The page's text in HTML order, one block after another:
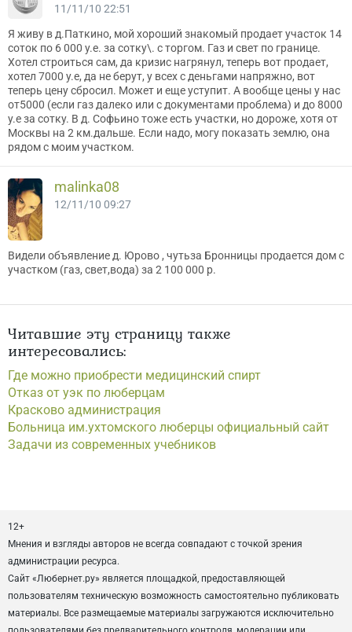
11/11/10 22:51
Я живу в д.Паткино, мой хороший знакомый продает участок 14
соток по 6 000 у.е. за сотку\. с торгом. Газ и свет по границе.
Хотел строиться сам, да кризис нагрянул, теперь вот продает,
хотел 7000 у.е, да не берут, у всех с деньгами напряжно, вот
теперь цену сбросил. Может и еще уступит. А вообще цены у нас
от5000 (если газ далеко или с документами проблема) и до 8000
у.е за сотку. В д. Софьино тоже есть участки, но дороже, хотя от
Москвы на 2 км.дальше. Если надо, могу показать землю, она
рядом с моим участком.
malinka08
12/11/10 09:27
Видели объявление д. Юрово , чутьза Бронницы продается дом с
участком (газ, свет,вода) за 2 100 000 р.
Читавшие эту страницу также
интересовались:
Где можно приобрести медицинский спирт
Отказ от уэк по люберцам
Красково администрация
Больница им.ухтомского люберцы официальный сайт
Задачи из современных учебников
12+
Мнения и взгляды авторов не всегда совпадают с точкой зрения
администрации ресурса.
Сайт «Любернет.ру» является площадкой, предоставляющей
пользователям техническую возможность самостоятельно публиковать
материалы. Все размещаемые материалы загружаются исключительно